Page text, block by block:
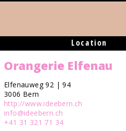
Location
Orangerie Elfenau
Elfenauweg 92 | 94
3006 Bern
http://www.ideebern.ch
info@ideebern.ch
+41 31 321 71 34